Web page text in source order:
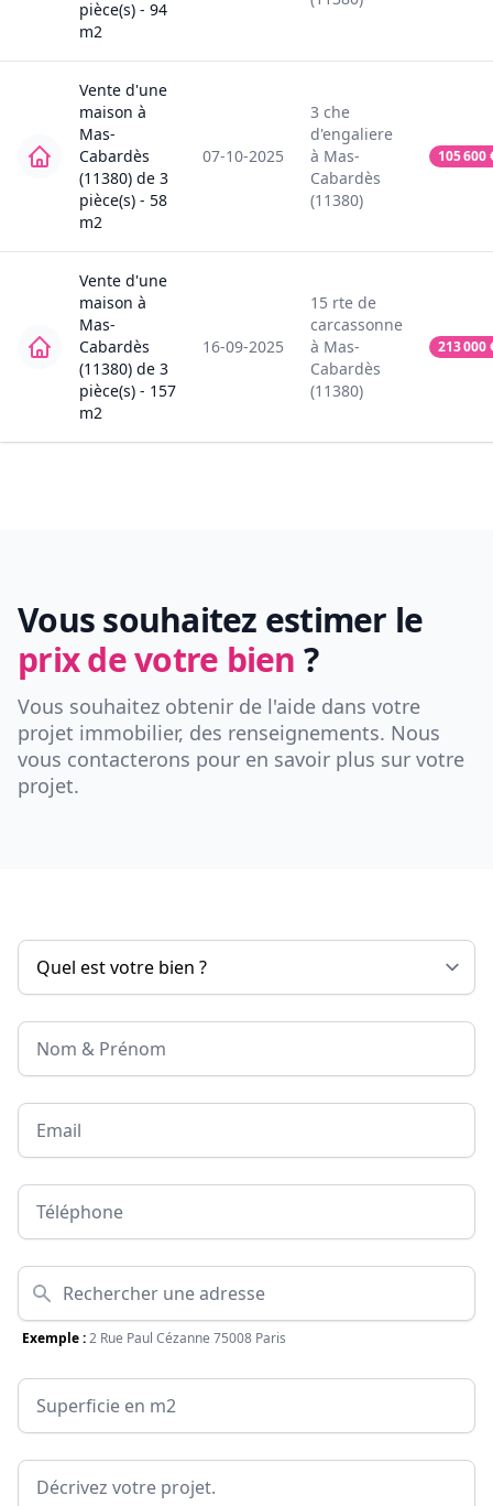
pièce(s) - 94
m2
Vente d'une
maison à
Mas-
Cabardès
(11380) de 3
pièce(s) - 58
m2
07-10-2025
3 che
d'engaliere
à Mas-
Cabardès
(11380)
105 600
Vente d'une
maison à
Mas-
Cabardès
(11380) de 3
pièce(s) - 157
m2
16-09-2025
15 rte de
carcassonne
à Mas-
Cabardès
(11380)
213 000
Vous souhaitez estimer le
prix de votre bien ?
Vous souhaitez obtenir de l'aide dans votre
projet immobilier, des renseignements. Nous
vous contacterons pour en savoir plus sur votre
projet.
Nom & Prénom
Email
Téléphone
Adresse
Exemple :2 Rue Paul Cézanne 75008 Paris
Surface
Message